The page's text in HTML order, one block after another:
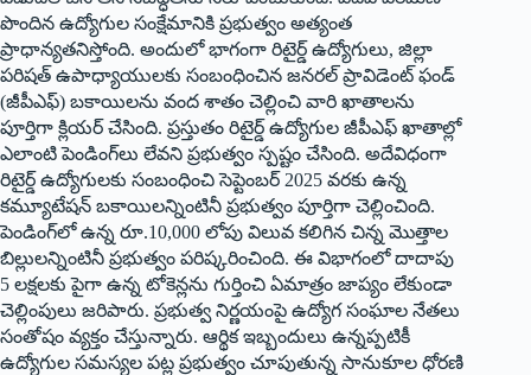
పొందిన ఉద్యోగుల సంక్షేమానికి ప్రభుత్వం అత్యంత
ప్రాధాన్యతనిస్తోంది. అందులో భాగంగా రిటైర్డ్ ఉద్యోగులు, జిల్లా
పరిషత్ ఉపాధ్యాయులకు సంబంధించిన జనరల్ ప్రావిడెంట్ ఫండ్
(జీపీఎఫ్‌) బకాయిలను వంద శాతం చెల్లించి వారి ఖాతాలను
పూర్తిగా క్లియర్ చేసింది. ప్రస్తుతం రిటైర్డ్ ఉద్యోగుల జీపీఎఫ్‌ ఖాతాల్లో
ఎలాంటి పెండింగ్‌లు లేవని ప్రభుత్వం స్పష్టం చేసింది. అదేవిధంగా
రిటైర్డ్ ఉద్యోగులకు సంబంధించి సెప్టెంబర్ 2025 వరకు ఉన్న
కమ్యూటేషన్ బకాయిలన్నింటినీ ప్రభుత్వం పూర్తిగా చెల్లించింది.
పెండింగ్‌లో ఉన్న రూ.10,000 లోపు విలువ కలిగిన చిన్న మొత్తాల
బిల్లులన్నింటినీ ప్రభుత్వం పరిష్కరించింది. ఈ విభాగంలో దాదాపు
5 లక్షలకు పైగా ఉన్న టోకెన్లను గుర్తించి ఏమాత్రం జాప్యం లేకుండా
చెల్లింపులు జరిపారు. ప్రభుత్వ నిర్ణయంపై ఉద్యోగ సంఘాల నేతలు
సంతోషం వ్యక్తం చేస్తున్నారు. ఆర్థిక ఇబ్బందులు ఉన్నప్పటికీ
ఉద్యోగుల సమస్యల పట్ల ప్రభుత్వం చూపుతున్న సానుకూల ధోరణి